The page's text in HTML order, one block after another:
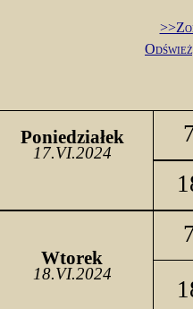
Poniedziałek
17.VI.2024
Wtorek
18.VI.2024